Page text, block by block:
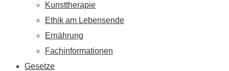
Kunsttherapie
Ethik am Lebensende
Ernährung
Fachinformationen
Gesetze